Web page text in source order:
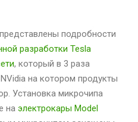
подробности
разработки Tesla
, который в 3 раза
на котором продукты
Установка микрочипа
на электрокары Model